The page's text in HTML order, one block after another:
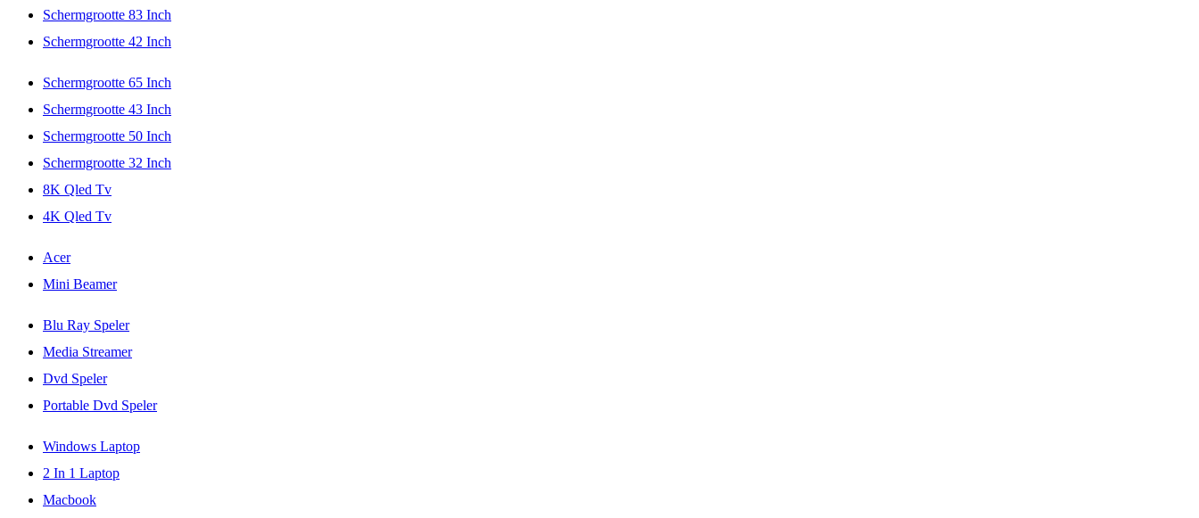
Schermgrootte 83 Inch
Schermgrootte 42 Inch
Schermgrootte 65 Inch
Schermgrootte 43 Inch
Schermgrootte 50 Inch
Schermgrootte 32 Inch
8K Qled Tv
4K Qled Tv
Acer
Mini Beamer
Blu Ray Speler
Media Streamer
Dvd Speler
Portable Dvd Speler
Windows Laptop
2 In 1 Laptop
Macbook